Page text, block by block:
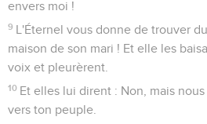
envers moi !
9 L'Éternel vous donne de trouver
maison de son mari ! Et elle les
voix et pleurèrent.
10 Et elles lui dirent : Non, mais
vers ton peuple.